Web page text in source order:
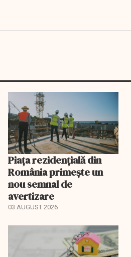
Piața rezidențială din
România primește un
nou semnal de
avertizare
03 AUGUST 2026